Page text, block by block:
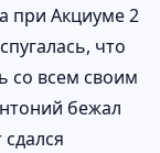
при Акциуме 2
что
со всем своим
бежал